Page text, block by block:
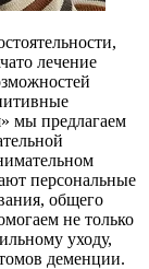
лечение
мы предлагаем
персональные
общего
не только
уходу,
деменции.